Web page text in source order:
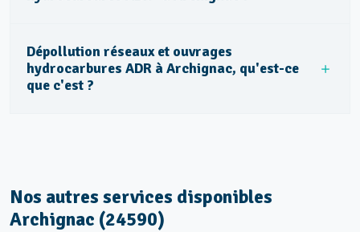
Dépollution réseaux et ouvrages
hydrocarbures ADR à Archignac, qu'est-ce
que c'est ?
Nos autres services disponibles
Archignac (24590)